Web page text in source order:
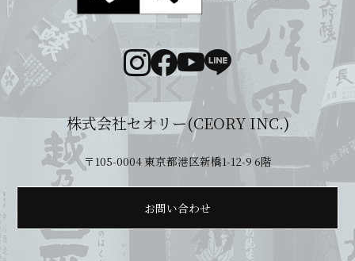
株式会社セオリー(CEORY INC.)
〒105-0004 東京都港区新橋1-12-9 6階
お問い合わせ